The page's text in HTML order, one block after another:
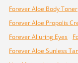
Forever Aloe Body Toner
Forever Aloe Propolis
Forever Alluring Eyes
Forever Aloe Sunless